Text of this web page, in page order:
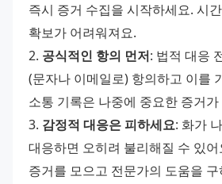
즉시 증거 수집을 시작하세요. 시
확보가 어려워져요.
2. 공식적인 항의 먼저: 법적 대응
(문자나 이메일로) 항의하고 이를
소통 기록은 나중에 중요한 증거가
3. 감정적 대응은 피하세요: 화가
대응하면 오히려 불리해질 수 있어
증거를 모으고 전문가의 도움을